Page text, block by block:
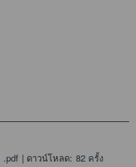
.pdf | ดาวน์โหลด: 82 ครั้ง